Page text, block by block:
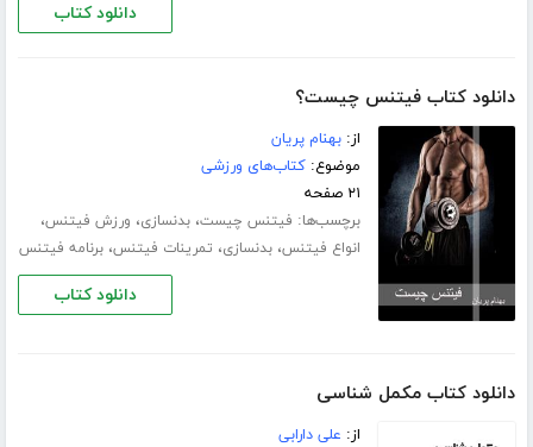
دانلود کتاب
دانلود کتاب فیتنس چیست؟
از:بهنام پریان
موضوع:کتاب‌های ورزشی
۲۱ صفحه
برچسب‌ها: فیتنس چیست،بدنسازی، ورزش فیتنس،
انواع فیتنس،بدنسازی، تمرینات فیتنس،برنامه فیتنس
دانلود کتاب
دانلود کتاب مکمل شناسی
از: علی دارابی